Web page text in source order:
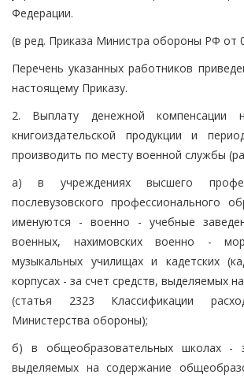
Федерации.
(в ред. Приказа Министра обороны РФ от
Перечень указанных работников
настоящему Приказу.
2. Выплату денежной компенсации
книгоиздательской продукции и
производить по месту военной службы
а) в учреждениях высшего
послевузовского профессионального
именуются - военно - учебные
военных, нахимовских военно -
музыкальных училищах и кадетских
корпусах - за счет средств, выделяемых
(статья 2323 Классификации
Министерства обороны);
б) в общеобразовательных школах -
выделяемых на содержание